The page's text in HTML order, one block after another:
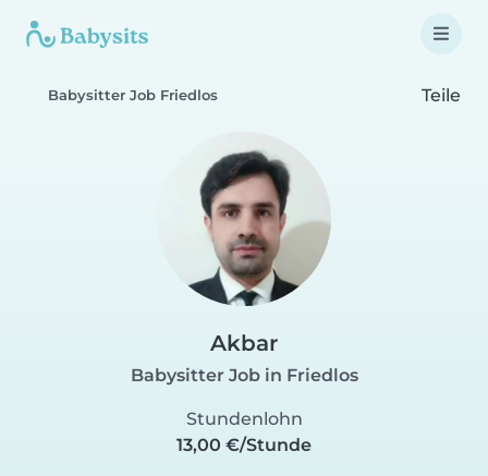
Babysitter Job Friedlos Teile
Akbar
Babysitter Job in Friedlos
Stundenlohn
13,00 €/Stunde